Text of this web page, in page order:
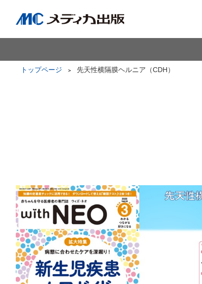
トップページ 先天性横隔膜ヘルニア（CDH）